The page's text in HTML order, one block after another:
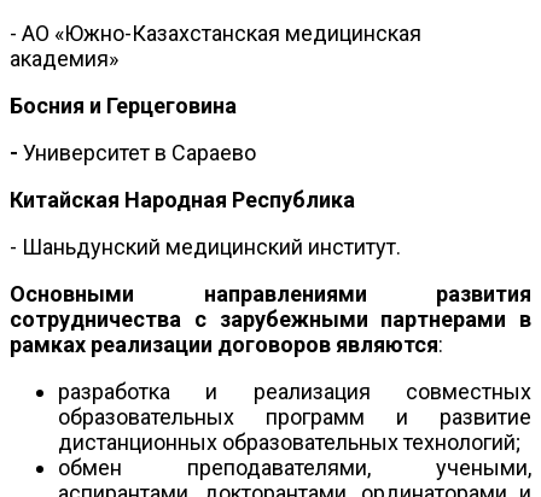
- АО «Южно-Казахстанская медицинская
академия»
Босния и Герцеговина
- Университет в Сараево
Китайская Народная Республика
- Шаньдунский медицинский институт.
Основными направлениями развития
сотрудничества с зарубежными партнерами в
рамках реализации договоров являются:
разработка и реализация совместных
образовательных программ и развитие
дистанционных образовательных технологий;
обмен преподавателями, учеными,